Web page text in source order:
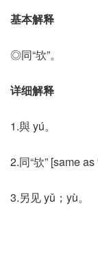
基本解释
◎同“欤”。
详细解释
1.與 yú。
2.同“欤” [same as
3.另见 yǔ；yù。